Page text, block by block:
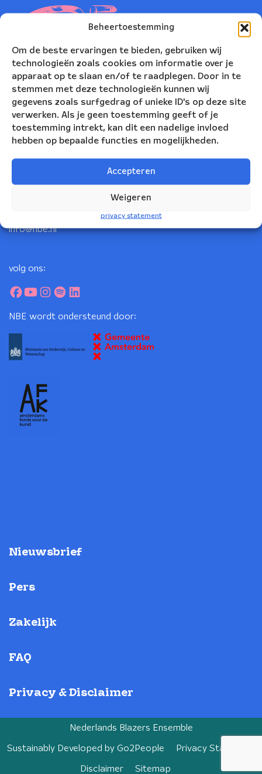
Beheertoestemming
Om de beste ervaringen te bieden, gebruiken wij
technologieën zoals cookies om informatie over je
apparaat op te slaan en/of te raadplegen. Door in te
stemmen met deze technologieën kunnen wij
gegevens zoals surfgedrag of unieke ID's op deze site
verwerken. Als je geen toestemming geeft of je
toestemming intrekt, kan dit een nadelige invloed
hebben op bepaalde functies en mogelijkheden.
Accepteren
Weigeren
privacy statement
Korte Leidsedwarsstraat 12
info@nbe.nl
volg ons:
NBE wordt ondersteund door:
Nieuwsbrief
Pers
Zakelijk
FAQ
Privacy & Disclaimer
Nederlands Blazers Ensemble
Sustainably Developed by Go2People Privacy Statement
Disclaimer Sitemap